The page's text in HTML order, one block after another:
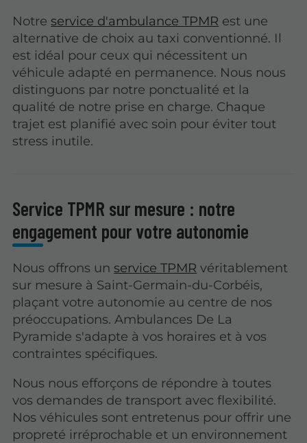
Notreservice d'ambulance TPMR est une
alternative de choix au taxi conventionné. Il
est idéal pour ceux qui nécessitent un
véhicule adapté en permanence. Nous nous
distinguons par notre ponctualité et la
qualité de notre prise en charge. Chaque
trajet est planifié avec soin pour éviter tout
stress inutile.
Service TPMR sur mesure : notre
engagement pour votre autonomie
Nous offrons unservice TPMR véritablement
sur mesure à Saint-Germain-du-Corbéis,
plaçant votre autonomie au centre de nos
préoccupations. Ambulances De La
Pyramide s'adapte à vos horaires et à vos
contraintes spécifiques.
Nous nous efforçons de répondre à toutes
vos demandes de transport avec flexibilité.
Nos véhicules sont entretenus pour offrir une
propreté irréprochable et un environnement